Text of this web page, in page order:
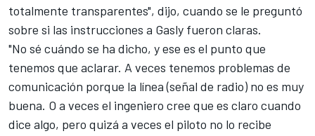
totalmente transparentes", dijo, cuando se le preguntó
sobre si las instrucciones a Gasly fueron claras.
"No sé cuándo se ha dicho, y ese es el punto que
tenemos que aclarar. A veces tenemos problemas de
comunicación porque la línea (señal de radio) no es muy
buena. O a veces el ingeniero cree que es claro cuando
dice algo, pero quizá a veces el piloto no lo recibe